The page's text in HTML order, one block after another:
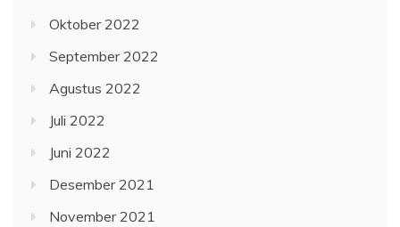
Oktober 2022
September 2022
Agustus 2022
Juli 2022
Juni 2022
Desember 2021
November 2021